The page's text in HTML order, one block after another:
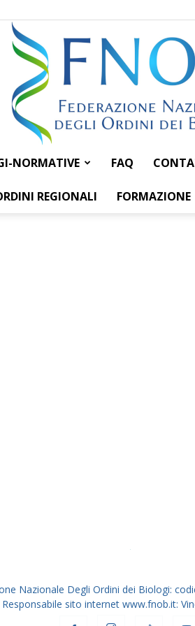
Federazione
dei
NORMATIVE FAQ
REGIONALI FORMAZIONE
Nazionale Degli Ordini dei Biologi:
Responsabile sito internet www.fnob.it: